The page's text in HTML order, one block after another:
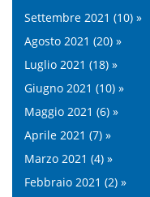
Settembre 2021 (10) »
Agosto 2021 (20) »
Luglio 2021 (18) »
Giugno 2021 (10) »
Maggio 2021 (6) »
Aprile 2021 (7) »
Marzo 2021 (4) »
Febbraio 2021 (2) »